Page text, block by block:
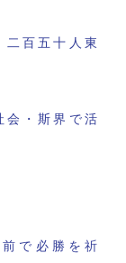
百五十人東
・斯界で活
で必勝を祈